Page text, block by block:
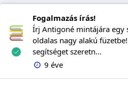
Fogalmazás írás!
Írj Antigoné mintájára egy
oldalas nagy alakú
segítséget szeretn...
9 éve